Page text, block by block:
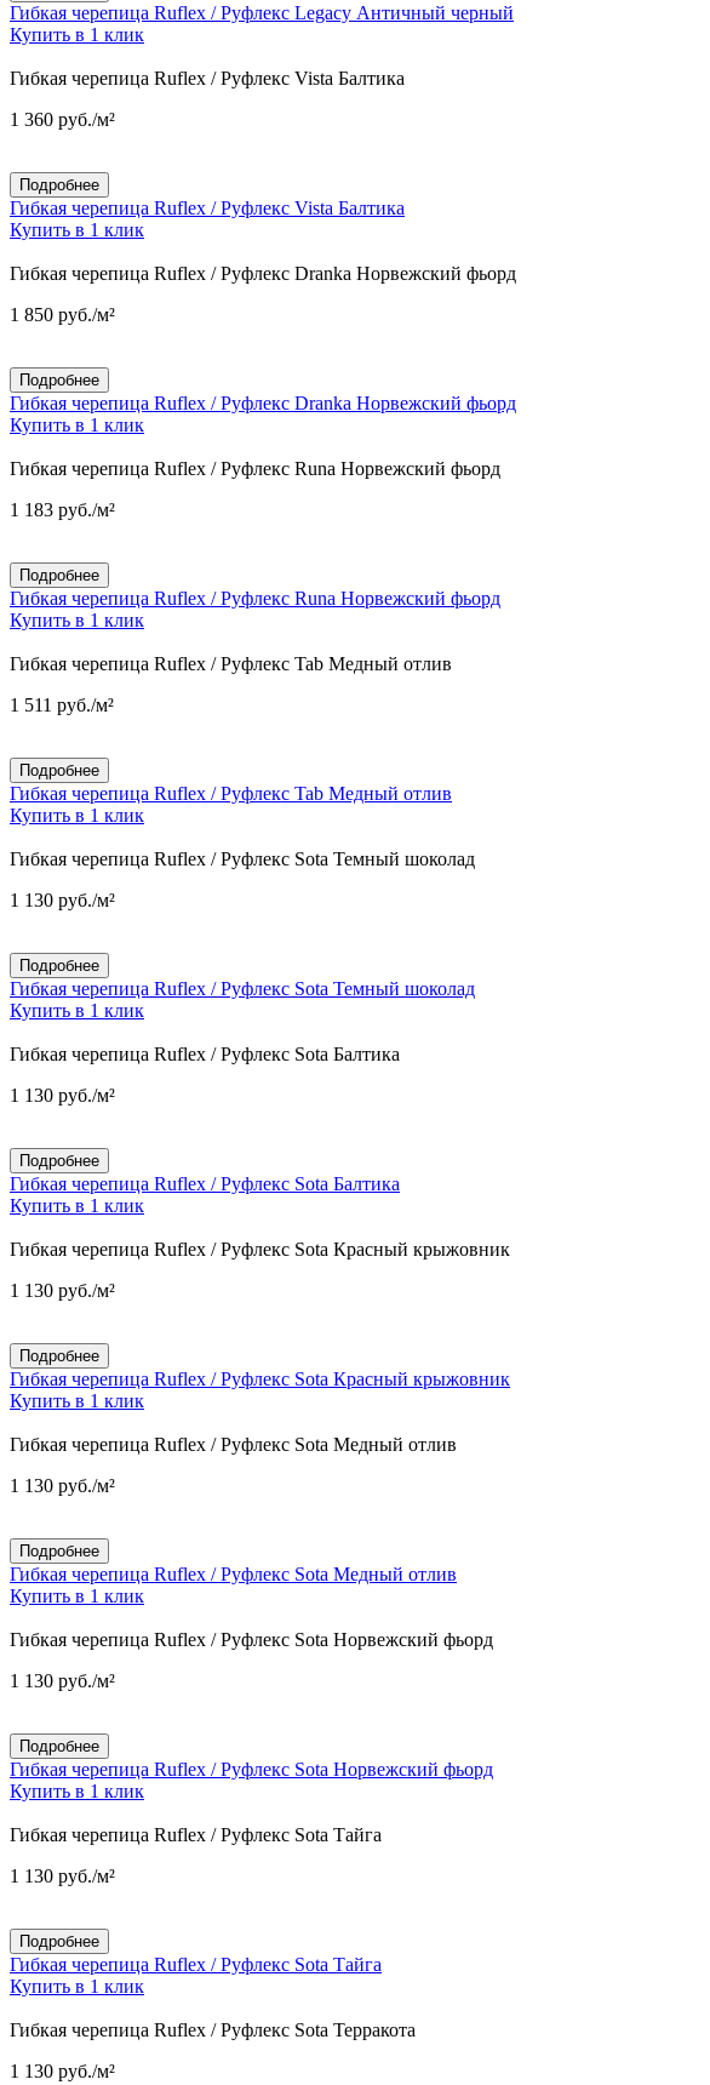
Гибкая черепица Ruflex / Руфлекс Legacy Античный черный
Купить в 1 клик
Гибкая черепица Ruflex / Руфлекс Vista Балтика
1 360 руб./м²
Подробнее
Гибкая черепица Ruflex / Руфлекс Vista Балтика
Купить в 1 клик
Гибкая черепица Ruflex / Руфлекс Dranka Норвежский фьорд
1 850 руб./м²
Подробнее
Гибкая черепица Ruflex / Руфлекс Dranka Норвежский фьорд
Купить в 1 клик
Гибкая черепица Ruflex / Руфлекс Runa Норвежский фьорд
1 183 руб./м²
Подробнее
Гибкая черепица Ruflex / Руфлекс Runa Норвежский фьорд
Купить в 1 клик
Гибкая черепица Ruflex / Руфлекс Tab Медный отлив
1 511 руб./м²
Подробнее
Гибкая черепица Ruflex / Руфлекс Tab Медный отлив
Купить в 1 клик
Гибкая черепица Ruflex / Руфлекс Sota Темный шоколад
1 130 руб./м²
Подробнее
Гибкая черепица Ruflex / Руфлекс Sota Темный шоколад
Купить в 1 клик
Гибкая черепица Ruflex / Руфлекс Sota Балтика
1 130 руб./м²
Подробнее
Гибкая черепица Ruflex / Руфлекс Sota Балтика
Купить в 1 клик
Гибкая черепица Ruflex / Руфлекс Sota Красный крыжовник
1 130 руб./м²
Подробнее
Гибкая черепица Ruflex / Руфлекс Sota Красный крыжовник
Купить в 1 клик
Гибкая черепица Ruflex / Руфлекс Sota Медный отлив
1 130 руб./м²
Подробнее
Гибкая черепица Ruflex / Руфлекс Sota Медный отлив
Купить в 1 клик
Гибкая черепица Ruflex / Руфлекс Sota Норвежский фьорд
1 130 руб./м²
Подробнее
Гибкая черепица Ruflex / Руфлекс Sota Норвежский фьорд
Купить в 1 клик
Гибкая черепица Ruflex / Руфлекс Sota Тайга
1 130 руб./м²
Подробнее
Гибкая черепица Ruflex / Руфлекс Sota Тайга
Купить в 1 клик
Гибкая черепица Ruflex / Руфлекс Sota Терракота
1 130 руб./м²